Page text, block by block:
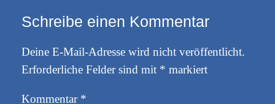
Schreibe einen Kommentar
Deine E-Mail-Adresse wird nicht veröffentlicht.
Erforderliche Felder sind mit * markiert
Kommentar *